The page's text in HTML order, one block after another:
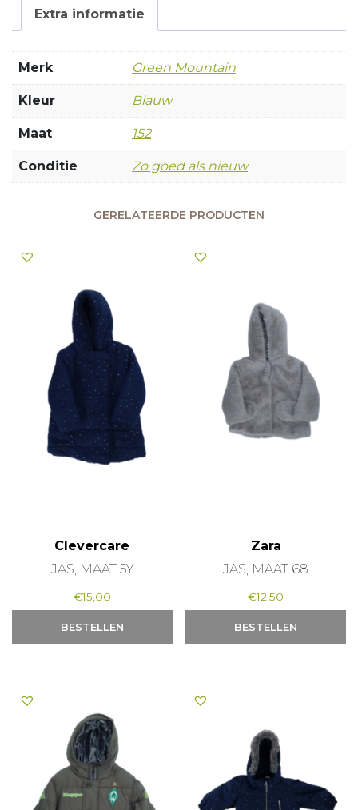
Extra informatie
Merk Green Mountain
Kleur Blauw
Maat 152
Conditie Zo goed als nieuw
GERELATEERDE PRODUCTEN
Clevercare
JAS, MAAT 5Y
€15,00
BESTELLEN
Zara
JAS, MAAT 68
€12,50
BESTELLEN